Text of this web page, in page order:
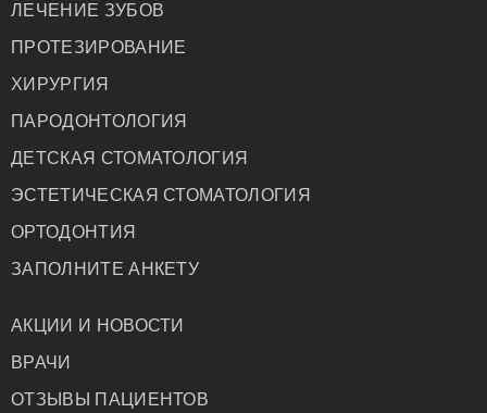
ЛЕЧЕНИЕ ЗУБОВ
ПРОТЕЗИРОВАНИЕ
ХИРУРГИЯ
ПАРОДОНТОЛОГИЯ
ДЕТСКАЯ СТОМАТОЛОГИЯ
ЭСТЕТИЧЕСКАЯ СТОМАТОЛОГИЯ
ОРТОДОНТИЯ
ЗАПОЛНИТЕ АНКЕТУ
АКЦИИ И НОВОСТИ
ВРАЧИ
ОТЗЫВЫ ПАЦИЕНТОВ